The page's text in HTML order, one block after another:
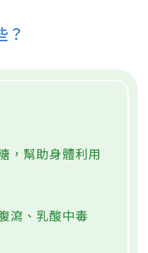
？
，幫助身體利用
瀉、乳酸中毒